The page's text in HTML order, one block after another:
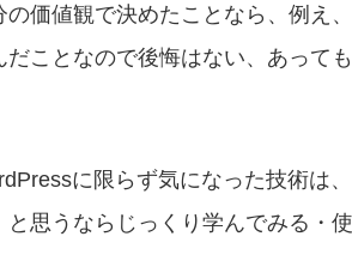
の価値観で決めたことなら、例え
だことなので後悔はない、あって
に限らず気になった技術は
と思うならじっくり学んでみる・